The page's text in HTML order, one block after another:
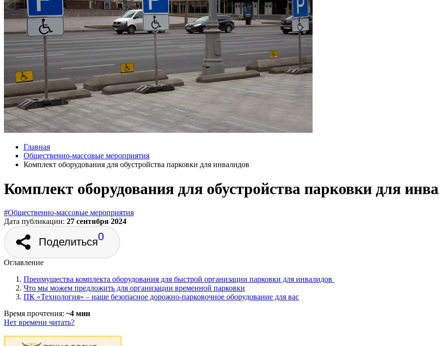
Главная
Общественно‑массовые мероприятия
Комплект оборудования для обустройства парковки для инвалидов
Комплект оборудования для обустройства парковки для
#Общественно‑массовые мероприятия
Дата публикации: 27 сентября 2024
Поделиться0
Оглавление
Преимущества комплекта оборудования для быстрой организации парковки для инвалидов
Что мы можем предложить для организации временной парковки
ПК «Технология» – наше безопасное дорожно-парковочное оборудование для вас
Время прочтения: ~4 мин
Нет времени читать?